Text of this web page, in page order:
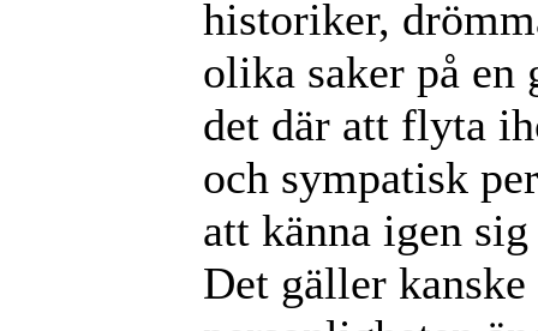
historiker,
olika saker på
det där att flyta
och sympatisk
att känna igen
Det gäller